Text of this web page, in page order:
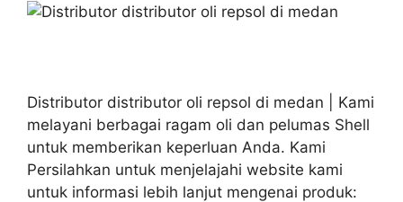
Distributor distributor oli repsol di medan | Kami
melayani berbagai ragam oli dan pelumas Shell
untuk memberikan keperluan Anda. Kami
Persilahkan untuk menjelajahi website kami
untuk informasi lebih lanjut mengenai produk: